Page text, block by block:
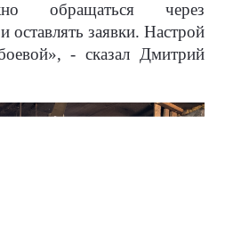
обращаться через
оставлять заявки. Настрой
- сказал Дмитрий